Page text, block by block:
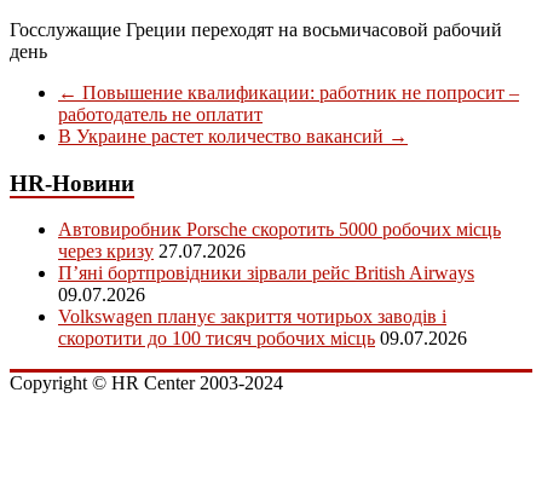
Госслужащие Греции переходят на восьмичасовой рабочий
день
← Повышение квалификации: работник не попросит –
работодатель не оплатит
В Украине растет количество вакансий →
HR-Новини
Автовиробник Porsche скоротить 5000 робочих місць
через кризу 27.07.2026
П’яні бортпровідники зірвали рейс British Airways
09.07.2026
Volkswagen планує закриття чотирьох заводів і
скоротити до 100 тисяч робочих місць 09.07.2026
Copyright © HR Center 2003-2024